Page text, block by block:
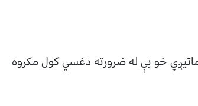
خو بې له ضرورته دغسي کول مکروه